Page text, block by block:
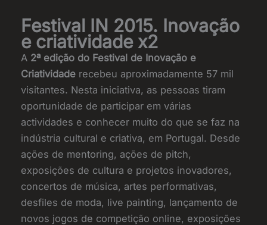
Festival IN 2015. Inovação
e criatividade x2
A 2ª edição do Festival de Inovação e
Criatividade recebeu aproximadamente 57 mil
visitantes. Nesta iniciativa, as pessoas tiram
oportunidade de participar em várias
actividades e conhecer muito do que se faz na
indústria cultural e criativa, em Portugal. Desde
ações de mentoring, ações de pitch,
exposições de cultura e projetos inovadores,
concertos de música, artes performativas,
desfiles de moda, live painting, lançamento de
novos jogos de competição online, exposições